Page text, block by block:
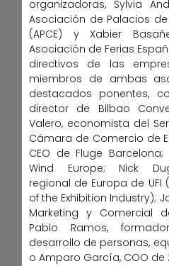
organizadoras, Sylvia
Asociación de Palacios
(APCE) y Xabier
Asociación de Ferias
directivos de las
miembros de ambas
destacados ponentes,
director de Bilbao
Valero, economista del
Cámara de Comercio de
CEO de Fluge
Wind Europe; Nick
regional de Europa de UFI
of the Exhibition Industry);
Marketing y Comercial
Pablo Ramos,
desarrollo de personas,
o Amparo García, COO de